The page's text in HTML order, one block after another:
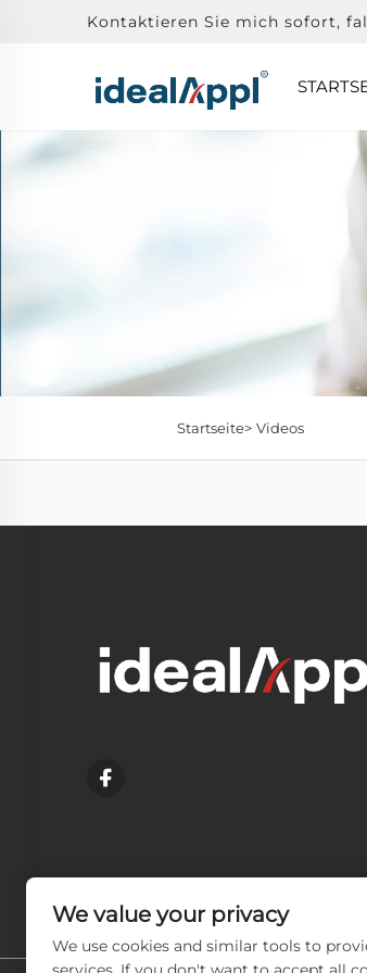
Kontaktieren Sie mich sofort,
Startseite> Videos
We value your privacy
We use cookies and similar tools to